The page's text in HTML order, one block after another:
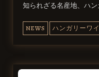
知られざる名産地、ハ
NEWS ハンガリーワ